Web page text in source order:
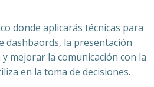
donde aplicarás técnicas para
dashbaords, la presentación
mejorar la comunicación con la
en la toma de decisiones.​